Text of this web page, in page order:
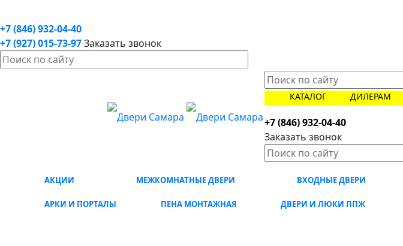
+7 (846) 932-04-40
+7 (927) 015-73-97Заказать звонок
КАТАЛОГ ДИЛЕРАМ
+7 (846) 932-04-40
Заказать звонок
АКЦИИ МЕЖКОМНАТНЫЕ ДВЕРИ ВХОДНЫЕ ДВЕРИ
АРКИ И ПОРТАЛЫ ПЕНА МОНТАЖНАЯ ДВЕРИ И ЛЮКИ ППЖ